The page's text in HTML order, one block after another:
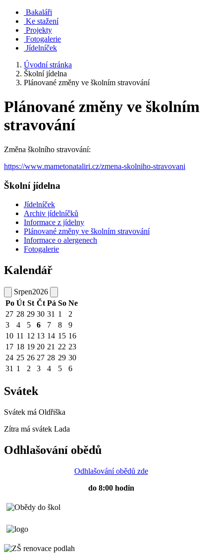
Bakaláři
Ke stažení
Projekty
Fotogalerie
Jídelníček
Úvodní stránka
Školní jídelna
Plánované změny ve školním stravování
Plánované změny ve školním
stravování
Změna školního stravování:
https://www.mametonataliri.cz/zmena-skolniho-stravovani
Školní jídelna
Jídelníček
Archiv jídelníčků
Informace z jídelny
Plánované změny ve školním stravování
Informace o alergenech
Fotogalerie
Kalendář
Srpen2026
Po Út St Čt Pá So Ne
27 28 29 30 31 1
2
3
4 5 6 7 8
9
10 11 12 13 14 15 16
17 18 19 20 21 22 23
24 25 26 27 28 29 30
31 1 2 3 4 5 6
Svátek
Svátek má Oldřiška
Zítra má svátek Lada
Odhlašování obědů
Odhlašování obědů zde
do 8:00 hodin